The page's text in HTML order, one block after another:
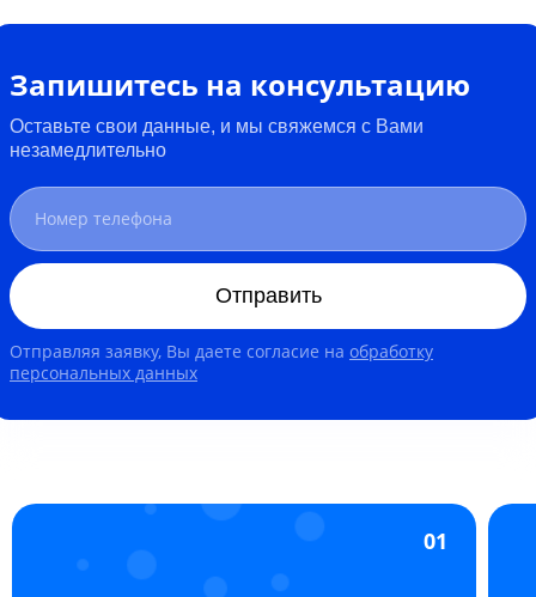
Запишитесь на консультацию
Оставьте свои данные, и мы свяжемся с Вами
незамедлительно
Отправить
Отправляя заявку, Вы даете согласие на обработку
персональных данных
01